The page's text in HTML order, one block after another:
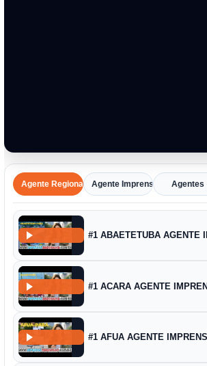
Agente Regional Agente Imprensa Amazônica
Agentes
#1 ABAETETUBA AGENTE
#1 ACARA AGENTE
#1 AFUA AGENTE